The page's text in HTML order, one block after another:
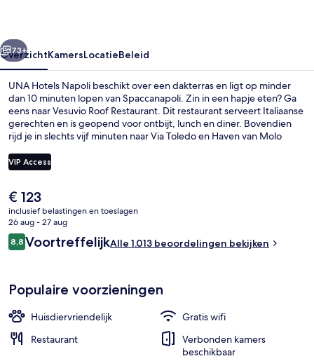
Volgende
73+
OverzichtKamersLocatieBeleid
UNA Hotels Napoli beschikt over een dakterras en ligt op minder
dan 10 minuten lopen van Spaccanapoli. Zin in een hapje eten? Ga
eens naar Vesuvio Roof Restaurant. Dit restaurant serveert Italiaanse
gerechten en is geopend voor ontbijt, lunch en diner. Bovendien
rijd je in slechts vijf minuten naar Via Toledo en Haven van Molo
openbaar vervoer: Tramhalte Garibaldi ligt op een steenworp
afstand en naar Station Piazza Garibaldi loop je in slechts 3 minuten.
VIP Access
De
huidige
prijs
is
€ 123
€ 123
inclusief belastingen en toeslagen
26 aug - 27 aug
Beoordelingen
8,88,8 op 10 –
VoortreffelijkAlle 1.013 beoordelingen bekijken
Populaire voorzieningen
Huisdiervriendelijk
Gratis wifi
Restaurant
Verbonden kamers
beschikbaar